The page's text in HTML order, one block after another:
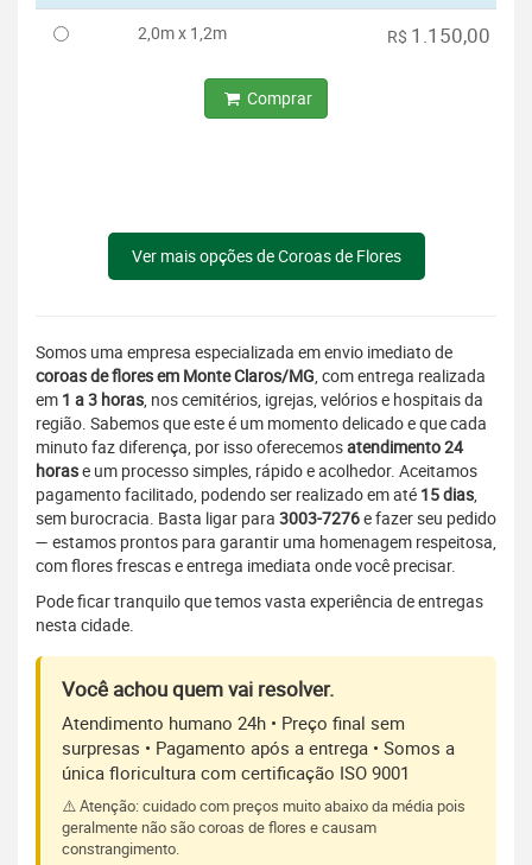
2,0m x 1,2m R$ 1.150,00
Comprar
Ver mais opções de Coroas de Flores
Somos uma empresa especializada em envio imediato de
coroas de flores em Monte Claros/MG, com entrega realizada
em 1 a 3 horas, nos cemitérios, igrejas, velórios e hospitais da
região. Sabemos que este é um momento delicado e que cada
minuto faz diferença, por isso oferecemosatendimento 24
horase um processo simples, rápido e acolhedor. Aceitamos
pagamento facilitado, podendo ser realizado em até 15 dias,
sem burocracia. Basta ligar para 3003-7276e fazer seu pedido
— estamos prontos para garantir uma homenagem respeitosa,
com flores frescas e entrega imediata onde você precisar.
Pode ficar tranquilo que temos vasta experiência de entregas
nesta cidade.
Você achou quem vai resolver.
Atendimento humano 24h • Preço final sem
surpresas • Pagamento após a entrega • Somos a
única floricultura com certificação ISO 9001
⚠️ Atenção: cuidado com preços muito abaixo da média pois
geralmente não são coroas de flores e causam
constrangimento.